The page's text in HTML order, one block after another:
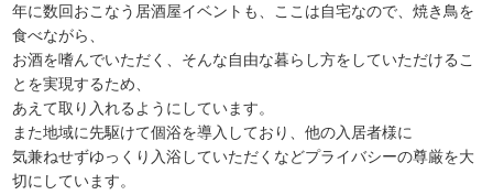
年に数回おこなう居酒屋イベントも、ここは自宅なので、焼き鳥を
食べながら、
お酒を嗜んでいただく、そんな自由な暮らし方をしていただけるこ
とを実現するため、
あえて取り入れるようにしています。
また地域に先駆けて個浴を導入しており、他の入居者様に
気兼ねせずゆっくり入浴していただくなどプライバシーの尊厳を大
切にしています。